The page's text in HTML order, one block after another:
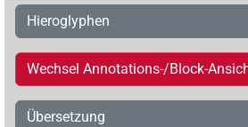
Hieroglyphen
Wechsel Annotations-/Block-
Übersetzung